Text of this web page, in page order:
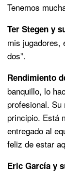
Tenemos
Ter Stegen y
mis jugadores,
dos”.
Rendimiento
banquillo, lo
profesional.
principio. Está
entregado al
feliz de estar
Eric García y